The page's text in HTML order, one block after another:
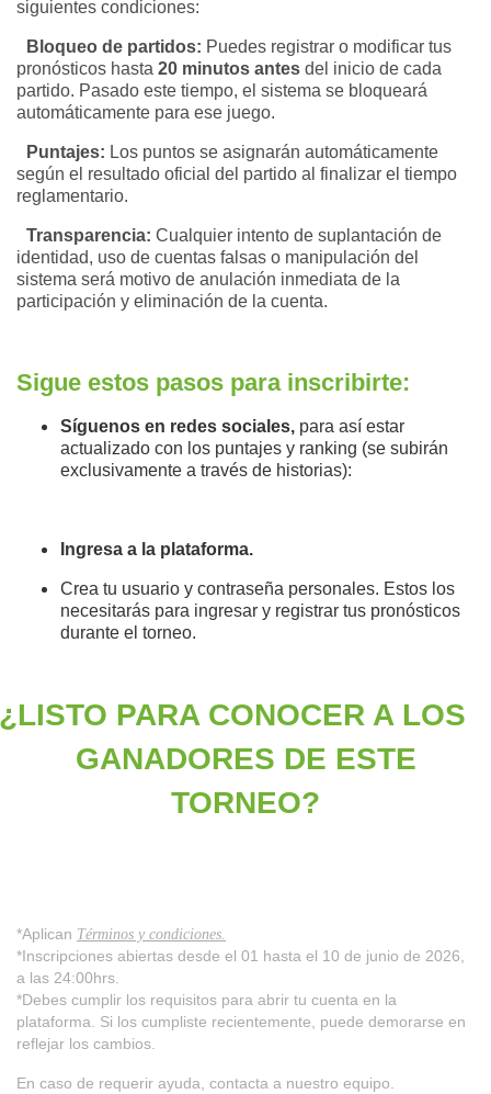
siguientes condiciones:
Bloqueo de partidos: Puedes registrar o modificar tus
pronósticos hasta 20 minutos antes del inicio de cada
partido. Pasado este tiempo, el sistema se bloqueará
automáticamente para ese juego.
Puntajes: Los puntos se asignarán automáticamente
según el resultado oficial del partido al finalizar el tiempo
reglamentario.
Transparencia: Cualquier intento de suplantación de
identidad, uso de cuentas falsas o manipulación del
sistema será motivo de anulación inmediata de la
participación y eliminación de la cuenta.
Sigue estos pasos para inscribirte:
Síguenos en redes sociales, para así estar
actualizado con los puntajes y ranking (se subirán
exclusivamente a través de historias):
Ingresa a la plataforma.
Crea tu usuario y contraseña personales. Estos los
necesitarás para ingresar y registrar tus pronósticos
durante el torneo.
¿LISTO PARA CONOCER A LOS
GANADORES DE ESTE
TORNEO?
*Aplican Términos y condiciones.
*Inscripciones abiertas desde el 01 hasta el 10 de junio de 2026,
a las 24:00hrs.
*Debes cumplir los requisitos para abrir tu cuenta en la
plataforma. Si los cumpliste recientemente, puede demorarse en
reflejar los cambios.
En caso de requerir ayuda, contacta a nuestro equipo.